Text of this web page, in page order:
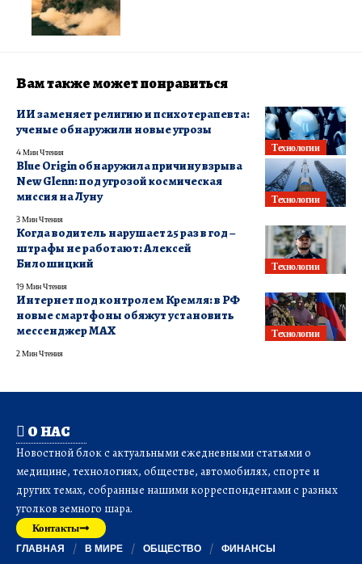
Вам также может понравиться
Технологии
ИИ заменяет религию и психотерапевта:
ученые обнаружили новые угрозы
4 Мин Чтения
Технологии
Blue Origin обнаружила причину взрыва
New Glenn: под угрозой космическая
миссия на Луну
3 Мин Чтения
Технологии
Когда водитель нарушает 25 раз в год –
штрафы не работают: Алексей
Билошицкий
19 Мин Чтения
Технологии
Интернет под контролем Кремля: в РФ
новые смартфоны обяжут установить
мессенджер MAX
2 Мин Чтения
О НАС
Новостной блок с актуальными ежедневными статьями о
медицине, технологиях, обществе, автомобилях, спорте и
других темах, собранные нашими корреспондентами с разных
уголков земного шара.
Контакты
ГЛАВНАЯ В МИРЕ ОБЩЕСТВО
ФИНАНСЫ